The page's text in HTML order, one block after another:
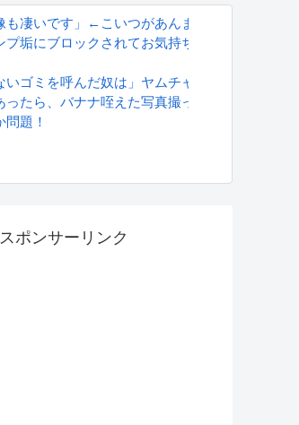
も凄いです」←こいつがあんまり評価されない
垢にブロックされてお気持ち表明
いゴミを呼んだ奴は」ヤムチャ「はは…」←こ
たら、バナナ咥えた写真撮ってたと思う」
題！
スポンサーリンク